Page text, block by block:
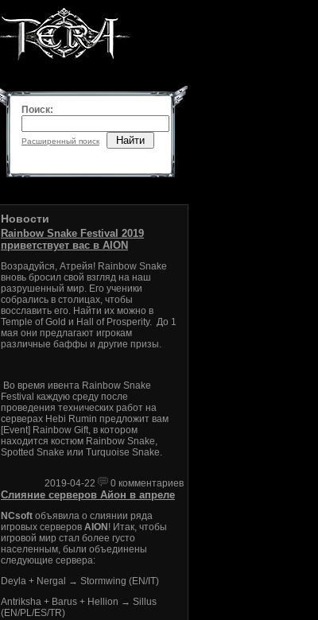
Поиск:
Расширенный поиск Найти
Новости
Rainbow Snake Festival 2019
приветствует вас в AION
Возрадуйся, Атрейя! Rainbow Snake
вновь бросил свой взгляд на наш
разрушенный мир. Его ученики
собрались в столицах, чтобы
восславить его. Найти их можно в
Temple of Gold и Hall of Prosperity. До 1
мая они предлагают игрокам
различные баффы и другие призы.
Во время ивента Rainbow Snake
Festival каждую среду после
проведения технических работ на
серверах Hebi Rumin предложит вам
[Event] Rainbow Gift, в котором
находится костюм Rainbow Snake,
Spotted Snake или Turquoise Snake.
2019-04-22 0 комментариев
Слияние серверов Айон в апреле
NCsoft объявила о слиянии ряда
игровых серверов AION ! Итак, чтобы
игровой мир стал более густо
населенным, были объединены
следующие сервера:
Deyla + Nergal → Stormwing (EN/IT)
Antriksha + Barus + Hellion → Sillus
(EN/PL/ES/TR)